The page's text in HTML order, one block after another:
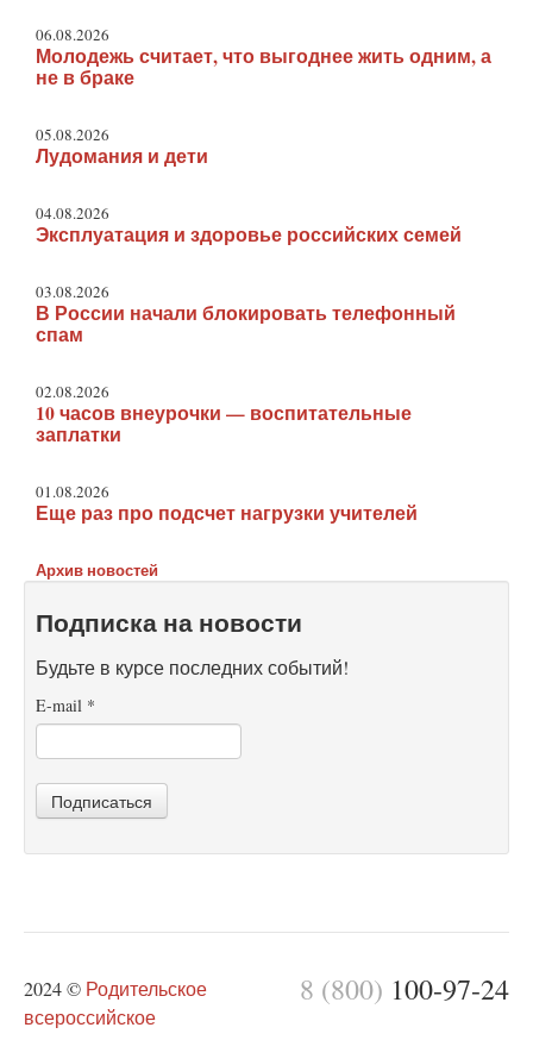
06.08.2026
Молодежь считает, что выгоднее жить одним, а
не в браке
05.08.2026
Лудомания и дети
04.08.2026
Эксплуатация и здоровье российских семей
03.08.2026
В России начали блокировать телефонный
спам
02.08.2026
10 часов внеурочки — воспитательные
заплатки
01.08.2026
Еще раз про подсчет нагрузки учителей
Архив новостей
Подписка на новости
Будьте в курсе последних событий!
E-mail *
Подписаться
8 (800) 100-97-24
2024 © Родительское
всероссийское